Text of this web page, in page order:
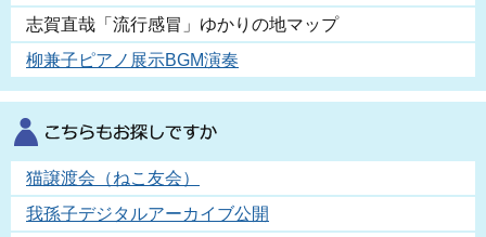
志賀直哉「流行感冒」ゆかりの地マップ
柳兼子ピアノ展示BGM演奏
猫譲渡会（ねこ友会）
我孫子デジタルアーカイブ公開